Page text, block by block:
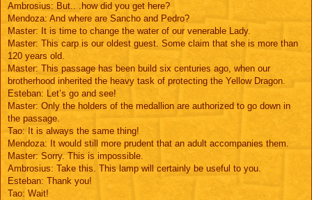
Ambrosius: But.. .how did you get here?
Mendoza: And where are Sancho and Pedro?
Master: It is time to change the water of our venerable Lady.
Master: This carp is our oldest guest. Some claim that she is more than
120 years old.
Master: This passage has been build six centuries ago, when our
brotherhood inherited the heavy task of protecting the Yellow Dragon.
Esteban: Let’s go and see!
Master: Only the holders of the medallion are authorized to go down in
the passage.
Tao: It is always the same thing!
Mendoza: It would still more prudent that an adult accompanies them.
Master: Sorry. This is impossible.
Ambrosius: Take this. This lamp will certainly be useful to you.
Esteban: Thank you!
Tao: Wait!